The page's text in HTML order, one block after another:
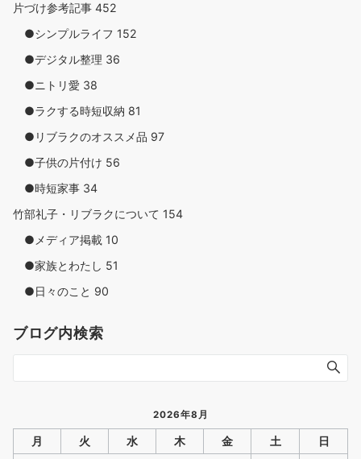
片づけ参考記事 452
●シンプルライフ 152
●デジタル整理 36
●ニトリ愛 38
●ラクする時短収納 81
●リブラクのオススメ品 97
●子供の片付け 56
●時短家事 34
竹部礼子・リブラクについて 154
●メディア掲載 10
●家族とわたし 51
●日々のこと 90
ブログ内検索
2026年8月
月 火 水 木 金 土 日